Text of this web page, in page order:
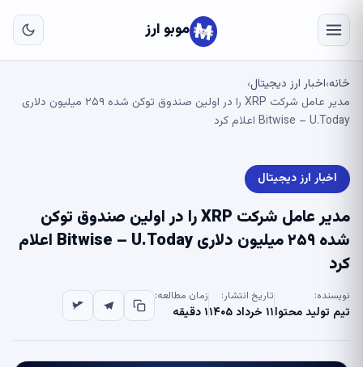
موبو ارز
خانه›اخبار ارز دیجیتال›
مدیر عامل شرکت XRP را در اولین صندوق توکن شده ۲۵۹ میلیون دلاری
Bitwise – U.Today اعلام کرد
اخبار ارز دیجیتال
مدیر عامل شرکت XRP را در اولین صندوق توکن
شده ۲۵۹ میلیون دلاری Bitwise – U.Today اعلام
کرد
نویسنده:
تیم تولید محتوا
تاریخ انتشار:
۱۱ خرداد ۱۴۰۵
زمان مطالعه:
۱ دقیقه